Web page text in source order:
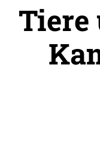
Tiere